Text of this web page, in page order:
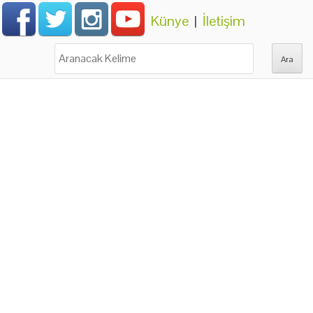
Künye | İletişim